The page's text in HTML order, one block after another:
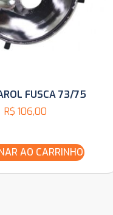
FUSCA 73/75
R$ 106,00
AO CARRINHO